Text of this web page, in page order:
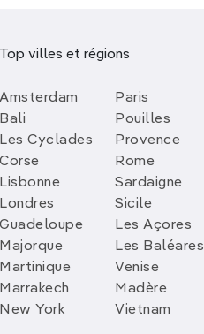
Top villes et régions
Amsterdam
Bali
Les Cyclades
Corse
Lisbonne
Londres
Guadeloupe
Majorque
Martinique
Marrakech
New York
Paris
Pouilles
Provence
Rome
Sardaigne
Sicile
Les Açores
Les Baléares
Venise
Madère
Vietnam